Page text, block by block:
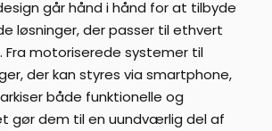
går hånd i hånd for at tilbyde
løsninger, der passer til ethvert
Fra motoriserede systemer til
der kan styres via smartphone,
både funktionelle og
gør dem til en uundværlig del af